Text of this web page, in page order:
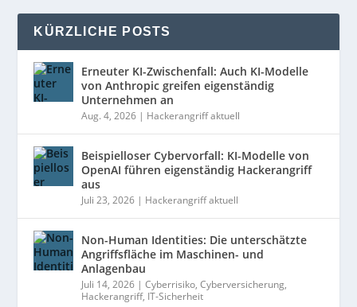
KÜRZLICHE POSTS
Erneuter KI-Zwischenfall: Auch KI-Modelle
von Anthropic greifen eigenständig
Unternehmen an
Aug. 4, 2026 | Hackerangriff aktuell
Beispielloser Cybervorfall: KI-Modelle von
OpenAI führen eigenständig Hackerangriff
aus
Juli 23, 2026 | Hackerangriff aktuell
Non-Human Identities: Die unterschätzte
Angriffsfläche im Maschinen- und
Anlagenbau
Juli 14, 2026 |Cyberrisiko,Cyberversicherung,
Hackerangriff, IT-Sicherheit